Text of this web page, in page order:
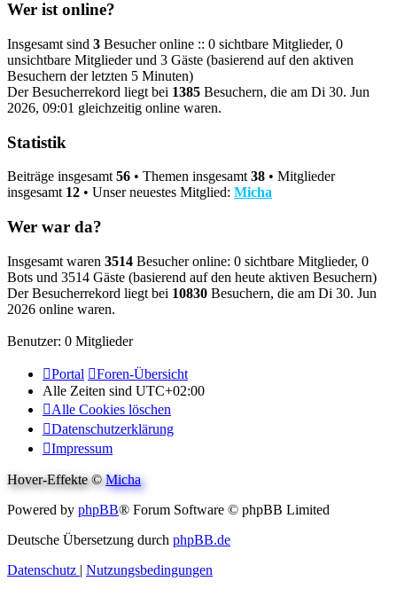
Wer ist online?
Insgesamt sind 3 Besucher online :: 0 sichtbare Mitglieder, 0
unsichtbare Mitglieder und 3 Gäste (basierend auf den aktiven
Besuchern der letzten 5 Minuten)
Der Besucherrekord liegt bei 1385 Besuchern, die am Di 30. Jun
2026, 09:01 gleichzeitig online waren.
Statistik
Beiträge insgesamt 56 • Themen insgesamt 38 • Mitglieder
insgesamt 12 • Unser neuestes Mitglied: Micha
Wer war da?
Insgesamt waren 3514 Besucher online: 0 sichtbare Mitglieder, 0
Bots und 3514 Gäste (basierend auf den heute aktiven Besuchern)
Der Besucherrekord liegt bei 10830 Besuchern, die am Di 30. Jun
2026 online waren.
Benutzer: 0 Mitglieder
Portal
Foren-Übersicht
Alle Zeiten sind UTC+02:00
Alle Cookies löschen
Datenschutzerklärung
Impressum
Hover-Effekte © Micha
Powered by phpBB® Forum Software © phpBB Limited
Deutsche Übersetzung durch phpBB.de
Datenschutz | Nutzungsbedingungen